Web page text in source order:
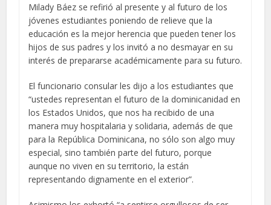
Milady Báez se refirió al presente y al futuro de los
jóvenes estudiantes poniendo de relieve que la
educación es la mejor herencia que pueden tener los
hijos de sus padres y los invitó a no desmayar en su
interés de prepararse académicamente para su futuro.
El funcionario consular les dijo a los estudiantes que
“ustedes representan el futuro de la dominicanidad en
los Estados Unidos, que nos ha recibido de una
manera muy hospitalaria y solidaria, además de que
para la República Dominicana, no sólo son algo muy
especial, sino también parte del futuro, porque
aunque no viven en su territorio, la están
representando dignamente en el exterior”.